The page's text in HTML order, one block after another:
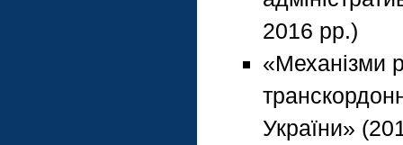
2016 рр.)
«Механізми
України»